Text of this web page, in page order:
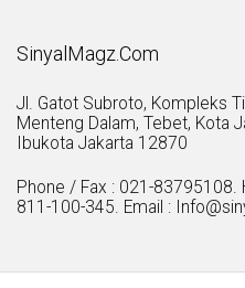
SinyalMagz.Com
Jl. Gatot Subroto, Kompleks
Menteng Dalam, Tebet, Kota
Ibukota Jakarta 12870
Phone / Fax : 021-83795108.
811-100-345. Email :